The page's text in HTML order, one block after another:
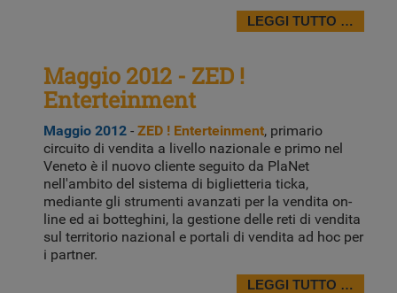
LEGGI TUTTO …
Maggio 2012 - ZED !
Enterteinment
Maggio 2012 - ZED ! Enterteinment, primario
circuito di vendita a livello nazionale e primo nel
Veneto è il nuovo cliente seguito da PlaNet
nell'ambito del sistema di biglietteria ticka,
mediante gli strumenti avanzati per la vendita on-
line ed ai botteghini, la gestione delle reti di vendita
sul territorio nazional e portali di vendita ad hoc per
i partner.
LEGGI TUTTO …